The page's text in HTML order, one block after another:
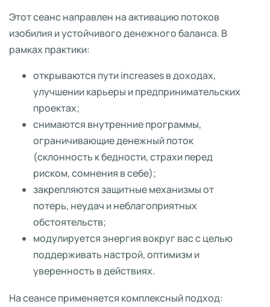
Этот сеанс направлен на активацию потоков
изобилия и устойчивого денежного баланса. В
рамках практики:
открываются пути increases в доходах,
улучшении карьеры и предпринимательских
проектах;
снимаются внутренние программы,
ограничивающие денежный поток
(склонность к бедности, страхи перед
риском, сомнения в себе);
закрепляются защитные механизмы от
потерь, неудач и неблагоприятных
обстоятельств;
модулируется энергия вокруг вас с целью
поддерживать настрой, оптимизм и
уверенность в действиях.
На сеансе применяется комплексный подход: